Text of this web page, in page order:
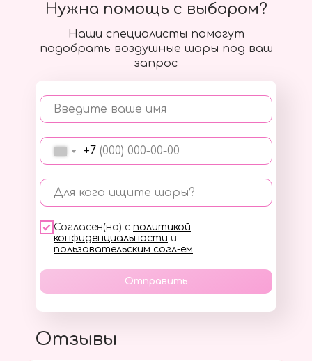
Наши специалисты помогут
подобрать воздушные шары под ваш
запрос
Введите ваше имя
+7
Для кого ищите шары?
Согласен(на) с политикой
конфиденциальности и
пользовательским согл-ем
Отправить
Нужна помощь с выбором?
Отзывы